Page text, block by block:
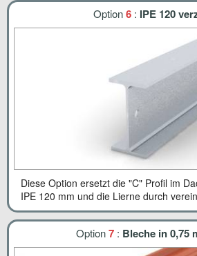
Option6: IPE 120
Diese Option ersetzt die "C" Profil im
IPE 120 mm und die Lierne durch
Option7: Bleche in 0,75